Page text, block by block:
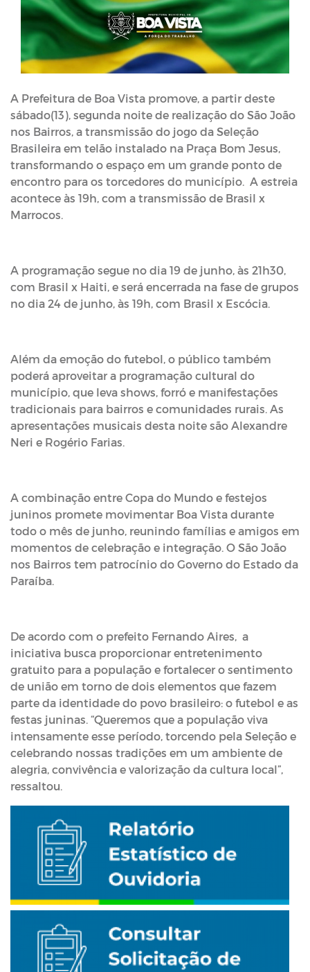
A Prefeitura de Boa Vista promove, a partir deste
sábado(13), segunda noite de realização do São João
nos Bairros, a transmissão do jogo da Seleção
Brasileira em telão instalado na Praça Bom Jesus,
transformando o espaço em um grande ponto de
encontro para os torcedores do município. A estreia
acontece às 19h, com a transmissão de Brasil x
Marrocos.
A programação segue no dia 19 de junho, às 21h30,
com Brasil x Haiti, e será encerrada na fase de grupos
no dia 24 de junho, às 19h, com Brasil x Escócia.
Além da emoção do futebol, o público também
poderá aproveitar a programação cultural do
município, que leva shows, forró e manifestações
tradicionais para bairros e comunidades rurais. As
apresentações musicais desta noite são Alexandre
Neri e Rogério Farias.
A combinação entre Copa do Mundo e festejos
juninos promete movimentar Boa Vista durante
todo o mês de junho, reunindo famílias e amigos em
momentos de celebração e integração. O São João
nos Bairros tem patrocínio do Governo do Estado da
Paraíba.
De acordo com o prefeito Fernando Aires, a
iniciativa busca proporcionar entretenimento
gratuito para a população e fortalecer o sentimento
de união em torno de dois elementos que fazem
parte da identidade do povo brasileiro: o futebol e as
festas juninas. “Queremos que a população viva
intensamente esse período, torcendo pela Seleção e
celebrando nossas tradições em um ambiente de
alegria, convivência e valorização da cultura local”,
ressaltou.